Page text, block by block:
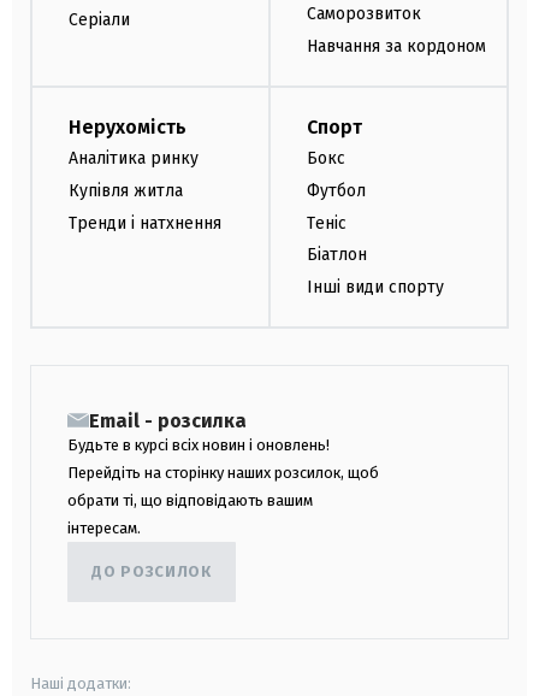
Серіали
Саморозвиток
Навчання за кордоном
Нерухомість
Аналітика ринку
Купівля житла
Тренди і натхнення
Спорт
Бокс
Футбол
Теніс
Біатлон
Інші види спорту
Email - розсилка
Будьте в курсі всіх новин і оновлень!
Перейдіть на сторінку наших розсилок, щоб
обрати ті, що відповідають вашим
інтересам.
ДО РОЗСИЛОК
Наші додатки: